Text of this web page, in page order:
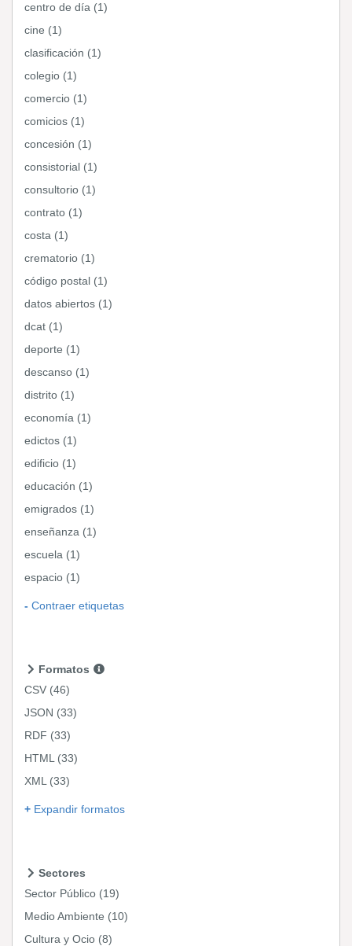
centro de día (1)
cine (1)
clasificación (1)
colegio (1)
comercio (1)
comicios (1)
concesión (1)
consistorial (1)
consultorio (1)
contrato (1)
costa (1)
crematorio (1)
código postal (1)
datos abiertos (1)
dcat (1)
deporte (1)
descanso (1)
distrito (1)
economía (1)
edictos (1)
edificio (1)
educación (1)
emigrados (1)
enseñanza (1)
escuela (1)
espacio (1)
Contraer etiquetas
Formatos
CSV (46)
JSON (33)
RDF (33)
HTML (33)
XML (33)
Expandir formatos
Sectores
Sector Público (19)
Medio Ambiente (10)
Cultura y Ocio (8)